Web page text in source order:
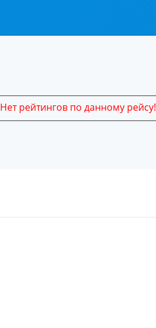
Нет рейтингов по данному рейсу!